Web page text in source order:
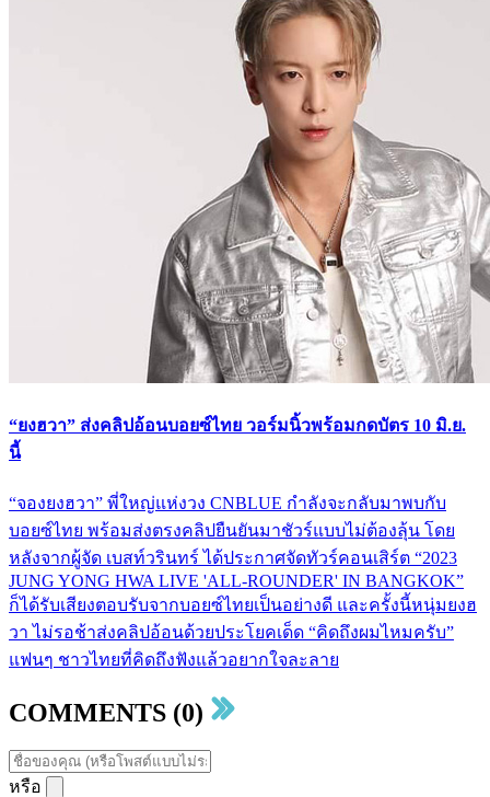
“ยงฮวา” ส่งคลิปอ้อนบอยซ์ไทย วอร์มนิ้วพร้อมกดบัตร 10 มิ.ย.
นี้
“จองยงฮวา” พี่ใหญ่แห่งวง CNBLUE กำลังจะกลับมาพบกับ
บอยซ์ไทย พร้อมส่งตรงคลิปยืนยันมาชัวร์แบบไม่ต้องลุ้น โดย
หลังจากผู้จัด เบสท์วรินทร์ ได้ประกาศจัดทัวร์คอนเสิร์ต “2023
JUNG YONG HWA LIVE 'ALL-ROUNDER' IN BANGKOK”
ก็ได้รับเสียงตอบรับจากบอยซ์ไทยเป็นอย่างดี และครั้งนี้หนุ่มยงฮ
วา ไม่รอช้าส่งคลิปอ้อนด้วยประโยคเด็ด “คิดถึงผมไหมครับ”
แฟนๆ ชาวไทยที่คิดถึงฟังแล้วอยากใจละลาย
COMMENTS (0)
หรือ